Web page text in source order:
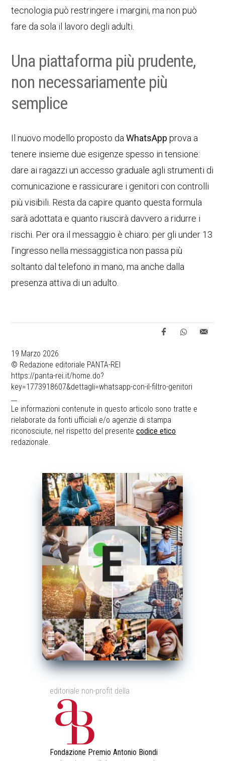
tecnologia può restringere i margini, ma non può
fare da sola il lavoro degli adulti.
Una piattaforma più prudente,
non necessariamente più
semplice
Il nuovo modello proposto daWhatsApp prova a
tenere insieme due esigenze spesso in tensione:
dare ai ragazzi un accesso graduale agli strumenti di
comunicazione e rassicurare i genitori con controlli
più visibili. Resta da capire quanto questa formula
sarà adottata e quanto riuscirà davvero a ridurre i
rischi. Per ora il messaggio è chiaro: per gli under 13
l’ingresso nella messaggistica non passa più
soltanto dal telefono in mano, ma anche dalla
presenza attiva di un adulto.
19 Marzo 2026
© Redazione editoriale PANTA-REI
https://panta-rei.it/home.do?
key=1773918607&dettagli=whatsapp-con-il-filtro-genitori
Le informazioni contenute in questo articolo sono tratte e
rielaborate da fonti ufficiali e/o agenzie di stampa
riconosciute, nel rispetto del presentecodice etico
redazionale.
editoriale non-profit della
Fondazione Premio Antonio Biondi